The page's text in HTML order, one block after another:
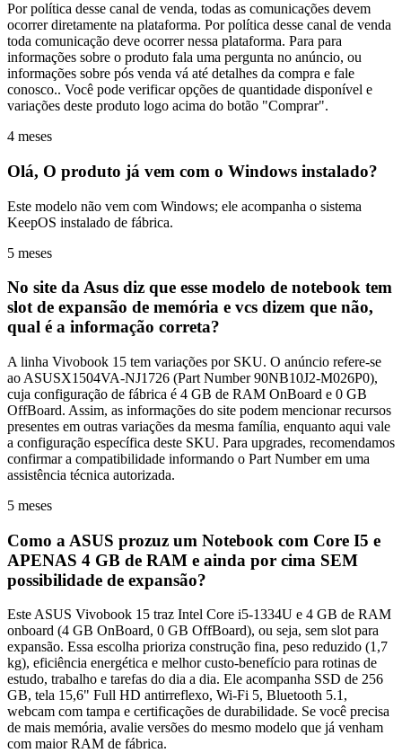
Por política desse canal de venda, todas as comunicações devem
ocorrer diretamente na plataforma. Por política desse canal de venda
toda comunicação deve ocorrer nessa plataforma. Para para
informações sobre o produto fala uma pergunta no anúncio, ou
informações sobre pós venda vá até detalhes da compra e fale
conosco.. Você pode verificar opções de quantidade disponível e
variações deste produto logo acima do botão "Comprar".
4 meses
Olá, O produto já vem com o Windows instalado?
Este modelo não vem com Windows; ele acompanha o sistema
KeepOS instalado de fábrica.
5 meses
No site da Asus diz que esse modelo de notebook tem
slot de expansão de memória e vcs dizem que não,
qual é a informação correta?
A linha Vivobook 15 tem variações por SKU. O anúncio refere-se
ao ASUSX1504VA-NJ1726 (Part Number 90NB10J2-M026P0),
cuja configuração de fábrica é 4 GB de RAM OnBoard e 0 GB
OffBoard. Assim, as informações do site podem mencionar recursos
presentes em outras variações da mesma família, enquanto aqui vale
a configuração específica deste SKU. Para upgrades, recomendamos
confirmar a compatibilidade informando o Part Number em uma
assistência técnica autorizada.
5 meses
Como a ASUS prozuz um Notebook com Core I5 e
APENAS 4 GB de RAM e ainda por cima SEM
possibilidade de expansão?
Este ASUS Vivobook 15 traz Intel Core i5‑1334U e 4 GB de RAM
onboard (4 GB OnBoard, 0 GB OffBoard), ou seja, sem slot para
expansão. Essa escolha prioriza construção fina, peso reduzido (1,7
kg), eficiência energética e melhor custo-benefício para rotinas de
estudo, trabalho e tarefas do dia a dia. Ele acompanha SSD de 256
GB, tela 15,6" Full HD antirreflexo, Wi‑Fi 5, Bluetooth 5.1,
webcam com tampa e certificações de durabilidade. Se você precisa
de mais memória, avalie versões do mesmo modelo que já venham
com maior RAM de fábrica.